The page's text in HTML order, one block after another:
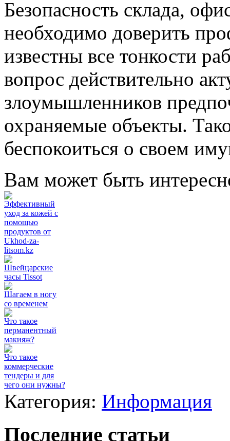
Безопасность склада,
необходимо доверить
известны все тонкости
вопрос действительно
злоумышленников
охраняемые объекты.
беспокоиться о своем
Вам может быть
Эффективный
уход за кожей с
помощью
продуктов от
Ukhod-za-
litsom.kz
Швейцарские
часы Tissot
Шагаем в ногу
со временем
Что такое
перманентный
макияж?
Что такое
коммерческие
тендеры и для
чего они нужны?
Категория: Информация
Последние статьи